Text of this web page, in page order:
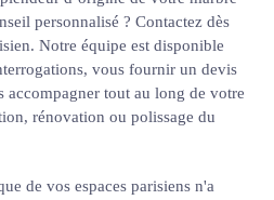
personnalisé ? Contactez dès
Notre équipe est disponible
vous fournir un devis
accompagner tout au long de votre
rénovation ou polissage du
de vos espaces parisiens n'a